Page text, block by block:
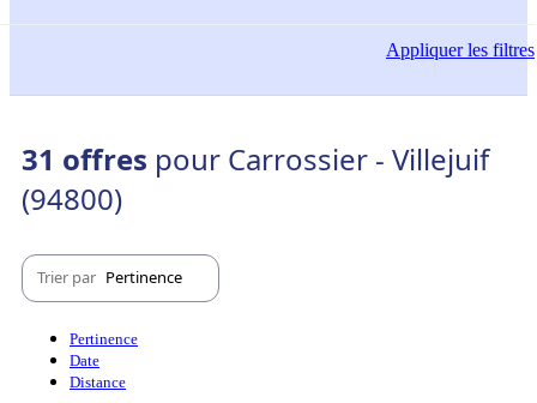
Appliquerles filtres
31 offres pour Carrossier - Villejuif
(94800)
Trier par Pertinence
Pertinence
Date
Distance